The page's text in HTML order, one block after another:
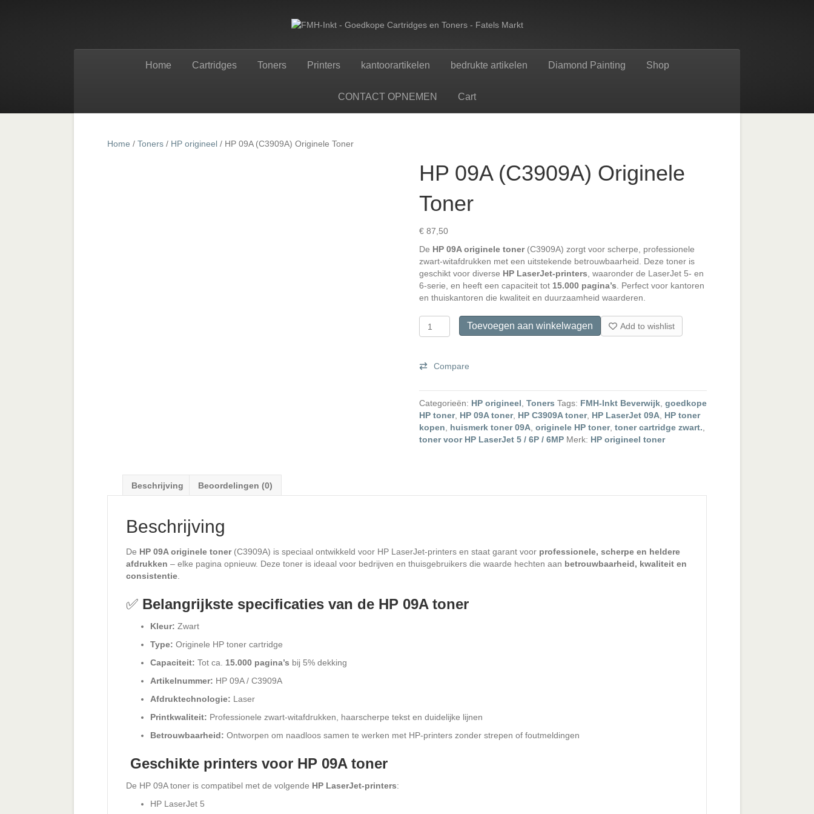
Home Cartridges Toners Printers kantoorartikelen bedrukte artikelen Diamond Painting Shop
CONTACT OPNEMEN Cart
Home / Toners / HP origineel / HP 09A (C3909A) Originele Toner
HP 09A (C3909A) Originele
Toner
€87,50
De HP 09A originele toner(C3909A) zorgt voor scherpe, professionele
zwart-witafdrukken met een uitstekende betrouwbaarheid. Deze toner is
geschikt voor diverse HP LaserJet-printers, waaronder de LaserJet 5- en
6-serie, en heeft een capaciteit tot 15.000 pagina’s. Perfect voor kantoren
en thuiskantoren die kwaliteit en duurzaamheid waarderen.
HP
09A
Toner
Toevoegen aan winkelwagen Add to wishlist
Compare
Categorieën: HP origineel, Toners Tags: FMH-Inkt Beverwijk, goedkope
HP toner, HP 09A toner, HP C3909A toner, HP LaserJet 09A, HP toner
kopen, huismerk toner 09A, originele HP toner, toner cartridge zwart.,
toner voor HP LaserJet 5 / 6P / 6MP Merk: HP origineel toner
Beschrijving Beoordelingen (0)
Beschrijving
De HP 09A originele toner(C3909A) is speciaal ontwikkeld voor HP LaserJet-printers en staat garant voor professionele, scherpe en heldere
afdrukken – elke pagina opnieuw. Deze toner is ideaal voor bedrijven en thuisgebruikers die waarde hechten aan betrouwbaarheid, kwaliteit en
consistentie.
✅ Belangrijkste specificaties van de HP 09A toner
Kleur: Zwart
Type: Originele HP toner cartridge
Capaciteit: Tot ca. 15.000 pagina’s bij 5% dekking
Artikelnummer: HP 09A / C3909A
Afdruktechnologie: Laser
Printkwaliteit: Professionele zwart-witafdrukken, haarscherpe tekst en duidelijke lijnen
Betrouwbaarheid: Ontworpen om naadloos samen te werken met HP-printers zonder strepen of foutmeldingen
Geschikte printers voor HP 09A toner
De HP 09A toner is compatibel met de volgende HP LaserJet-printers:
HP LaserJet 5